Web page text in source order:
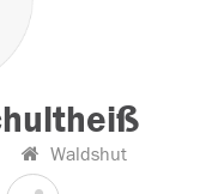
Waldshut